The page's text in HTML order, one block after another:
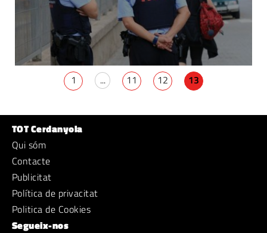
1 ... 11 12 13
TOT Cerdanyola
Qui sóm
Contacte
Publicitat
Política de privacitat
Politica de Cookies
Segueix-nos